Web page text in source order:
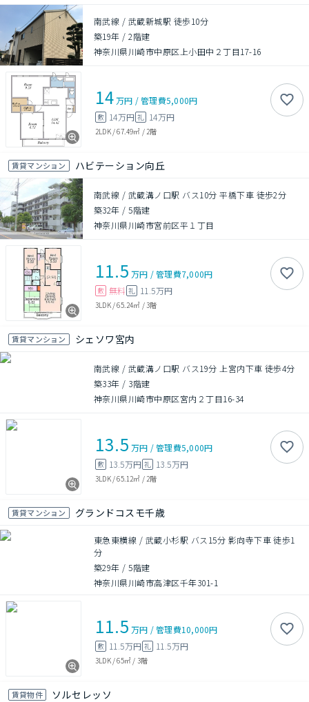
南武線 / 武蔵新城駅 徒歩10分
築19年 /2階建
神奈川県川崎市中原区上小田中２丁目17-16
14万円 /管理費5,000円
敷 14万円 礼 14万円
2LDK/67.49㎡ / 2階
賃貸マンション ハビテーション向丘
南武線 / 武蔵溝ノ口駅 バス10分 平橋下車 徒歩2分
築32年 /5階建
神奈川県川崎市宮前区平１丁目
11.5 万円 /管理費7,000円
敷 無料 礼 11.5万円
3LDK/65.24㎡ /3階
賃貸マンション シェソワ宮内
南武線 / 武蔵溝ノ口駅 バス19分 上宮内下車 徒歩4分
築33年 / 3階建
神奈川県川崎市中原区宮内２丁目16-34
13.5 万円 /管理費5,000円
敷 13.5万円 礼 13.5万円
3LDK/65.12㎡ / 2階
賃貸マンション グランドコスモ千歳
東急東横線 / 武蔵小杉駅 バス15分 影向寺下車 徒歩1
分
築29年 /5階建
神奈川県川崎市高津区千年301-1
11.5 万円 /管理費10,000円
敷 11.5万円 礼 11.5万円
3LDK/65㎡ / 3階
賃貸物件 ソルセレッソ